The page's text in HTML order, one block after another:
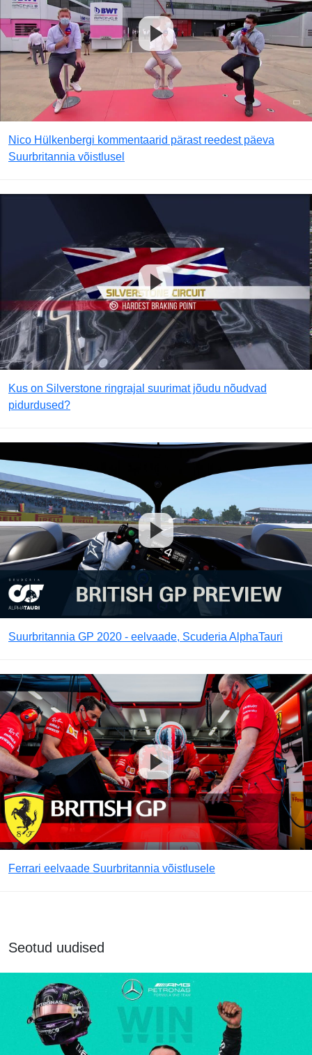
Nico Hülkenbergi kommentaarid pärast reedest päeva
Suurbritannia võistlusel
Kus on Silverstone ringrajal suurimat jõudu nõudvad
pidurdused?
Suurbritannia GP 2020 - eelvaade, Scuderia AlphaTauri
Ferrari eelvaade Suurbritannia võistlusele
Seotud uudised